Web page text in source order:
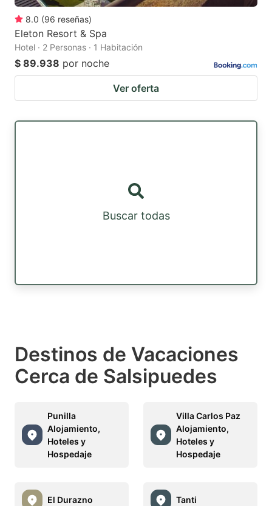
8.0 (96 reseñas)
Eleton Resort & Spa
Hotel · 2 Personas · 1 Habitación
$ 89.938 por noche
Ver oferta
Buscar todas
Destinos de Vacaciones
Cerca de Salsipuedes
Punilla
Alojamiento,
Hoteles y
Hospedaje
Villa Carlos Paz
Alojamiento,
Hoteles y
Hospedaje
El Durazno Tanti